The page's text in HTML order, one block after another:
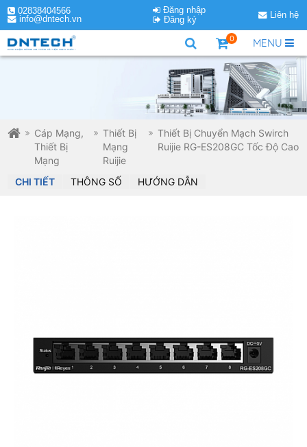
02838404566
info@dntech.vn
Đăng nhập
Đăng ký
Liên hệ
MENU
0
Cáp Mạng,
Thiết Bị
Mạng
Thiết Bị
Mạng
Ruijie
Thiết Bị Chuyển Mạch Swirch
Ruijie RG-ES208GC Tốc Độ Cao
CHI TIẾT THÔNG SỐ HƯỚNG DẪN